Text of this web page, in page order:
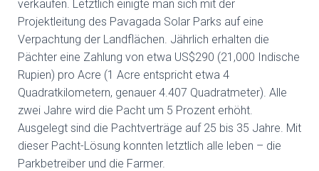
verkaufen. Letztlich einigte man sich mit der
Projektleitung des Pavagada Solar Parks auf eine
Verpachtung der Landflächen. Jährlich erhalten die
Pächter eine Zahlung von etwa US$290 (21,000 Indische
Rupien) pro Acre (1 Acre entspricht etwa 4
Quadratkilometern, genauer 4.407 Quadratmeter). Alle
zwei Jahre wird die Pacht um 5 Prozent erhöht.
Ausgelegt sind die Pachtverträge auf 25 bis 35 Jahre. Mit
dieser Pacht-Lösung konnten letztlich alle leben – die
Parkbetreiber und die Farmer.